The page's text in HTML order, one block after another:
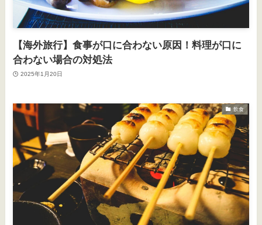
【海外旅行】食事が口に合わない原因！料理が口に
合わない場合の対処法
2025年1月20日
飲食